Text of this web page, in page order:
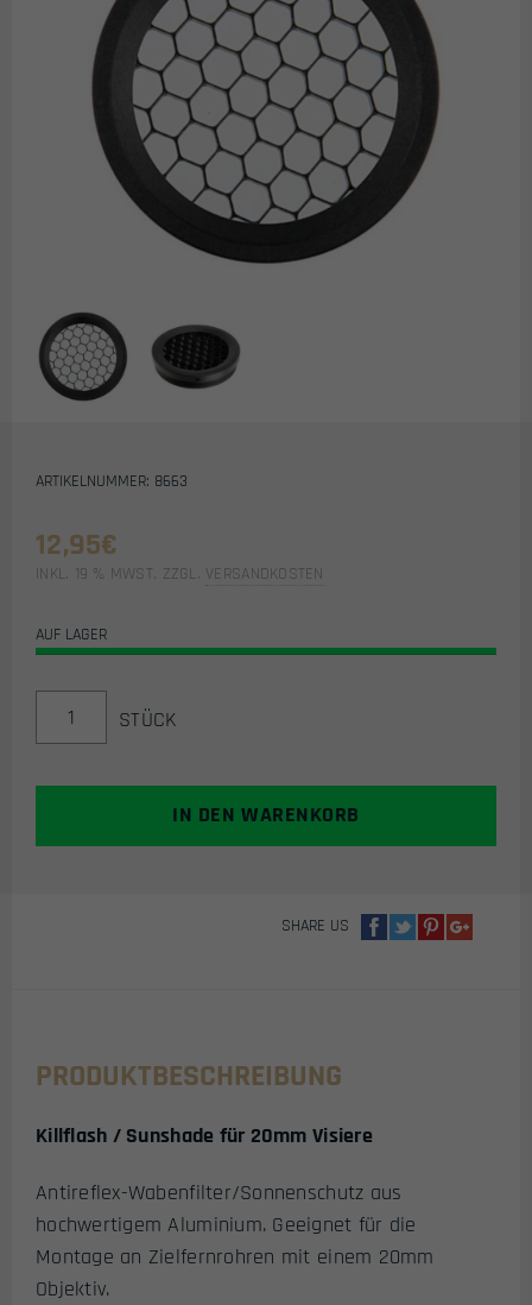
ARTIKELNUMMER: 8663
12,95€
INKL. 19 % MWST. ZZGL. VERSANDKOSTEN
AUF LAGER
SUNSHADE
MENGE
STÜCK
IN DEN WARENKORB
SHARE US
PRODUKTBESCHREIBUNG
Killflash / Sunshade für 20mm Visiere
Antireflex-Wabenfilter/Sonnenschutz aus
hochwertigem Aluminium. Geeignet für die
Montage an Zielfernrohren mit einem 20mm
Objektiv.